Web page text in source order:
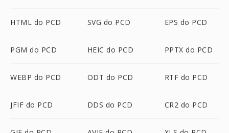
HTML do PCD SVG do PCD EPS do PCD
PGM do PCD HEIC do PCD PPTX do PCD
WEBP do PCD ODT do PCD RTF do PCD
JFIF do PCD DDS do PCD CR2 do PCD